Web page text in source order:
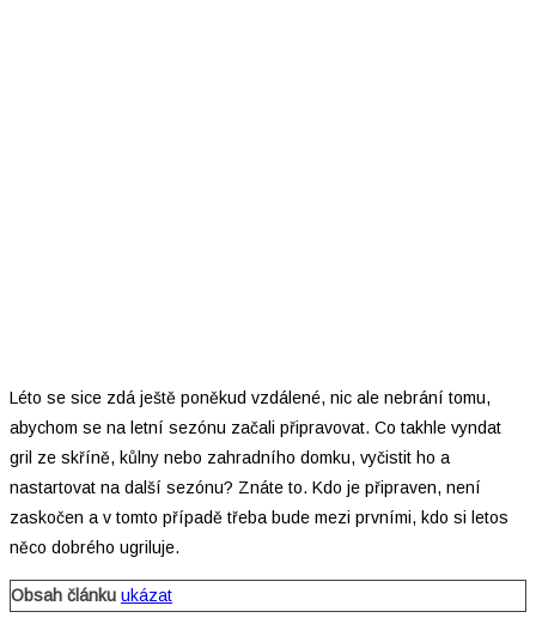
Léto se sice zdá ještě poněkud vzdálené, nic ale nebrání tomu,
abychom se na letní sezónu začali připravovat. Co takhle vyndat
gril ze skříně, kůlny nebo zahradního domku, vyčistit ho a
nastartovat na další sezónu? Znáte to. Kdo je připraven, není
zaskočen a v tomto případě třeba bude mezi prvními, kdo si letos
něco dobrého ugriluje.
Obsah článku ukázat